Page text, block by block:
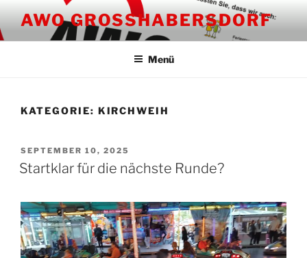
Inhalt
springen
AWO GROSSHABERSDORF
Menü
KATEGORIE: KIRCHWEIH
VERÖFFENTLICHT
AM
SEPTEMBER 10, 2025
Startklar für die nächste Runde?